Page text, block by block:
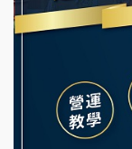
Ramble Café
微風亭鐵板
鮮茶道加盟說
韓金量加盟說
Mr.Wish加盟